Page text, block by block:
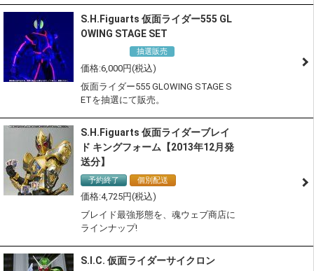
S.H.Figuarts 仮面ライダー555 GL
OWING STAGE SET
抽選販売
6,000
仮面ライダー555 GLOWING STAGE S
ETを抽選にて販売。
S.H.Figuarts 仮面ライダーブレイ
ド キングフォーム【2013年12月発
送分】
予約終了 個別配送
4,725
ブレイド最強形態を、魂ウェブ商店に
ラインナップ!
S.I.C. 仮面ライダーサイクロン